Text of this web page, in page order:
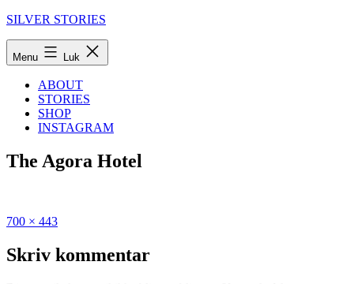
Fortsæt
SILVER STORIES
Menu Luk
ABOUT
STORIES
SHOP
INSTAGRAM
The Agora Hotel
Udgivet
Den
ultimative
Fuld
700 × 443
Skriv kommentar